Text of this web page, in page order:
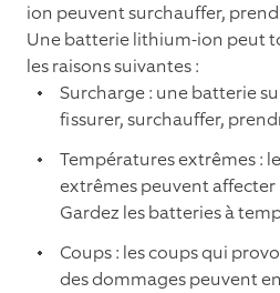
ion peuvent surchauffer,
Une batterie lithium-ion peut
les raisons suivantes :
Surcharge : une batterie
fissurer, surchauffer,
Températures extrêmes :
extrêmes peuvent
Gardez les batteries à
Coups : les coups qui
des dommages peuvent